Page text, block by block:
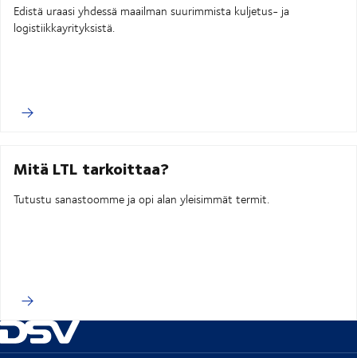
Edistä uraasi yhdessä maailman suurimmista kuljetus- ja
logistiikkayrityksistä.
Mitä LTL tarkoittaa?
Tutustu sanastoomme ja opi alan yleisimmät termit.